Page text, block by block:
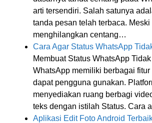
arti tersendiri. Salah satunya
tanda pesan telah terbaca.
menghilangkan centang…
Cara Agar Status WhatsApp
Membuat Status WhatsApp
WhatsApp memiliki berbagai fitur
dapat pengguna gunakan.
menyediakan ruang berbagi
teks dengan istilah Status. Cara
Aplikasi Edit Foto Android